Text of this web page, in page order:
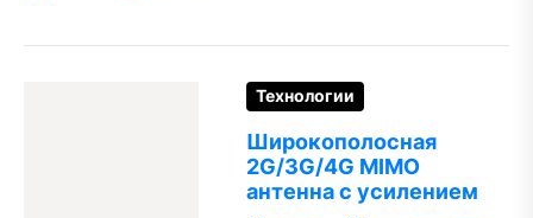
Технологии
Широкополосная
2G/3G/4G MIMO
антенна с усилением